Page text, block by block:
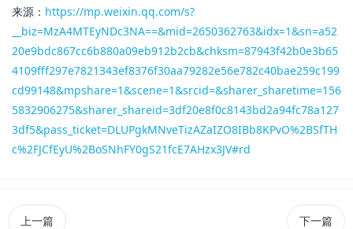
来源： https://mp.weixin.qq.com/s?
__biz=MzA4MTEyNDc3NA==&mid=2650362763&idx=1&sn=a52
20e9bdc867cc6b880a09eb912b2cb&chksm=87943f42b0e3b65
4109fff297e7821343ef8376f30aa79282e56e782c40bae259c199
cd99148&mpshare=1&scene=1&srcid=&sharer_sharetime=156
5832906275&sharer_shareid=3df20e8f0c8143bd2a94fc78a127
3df5&pass_ticket=DLUPgkMNveTizAZaIZO8IBb8KPvO%2BSfTH
c%2FJCfEyU%2BoSNhFY0gS21fcE7AHzx3JV#rd
上一篇 下一篇